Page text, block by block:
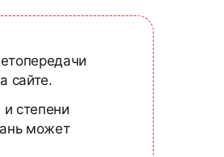
сайте.
степени
может